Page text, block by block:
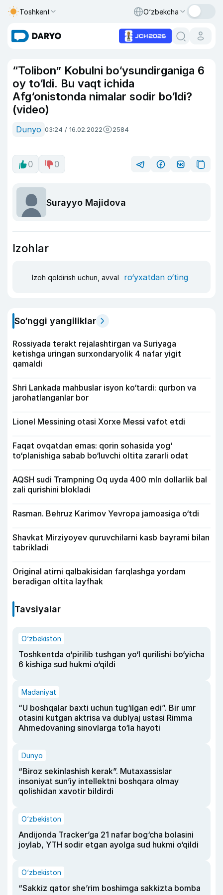
Toshkent O‘zbekcha
“Tolibon” Kobulni bo‘ysundirganiga 6
oy to‘ldi. Bu vaqt ichida
Afg‘onistonda nimalar sodir bo‘ldi?
(video)
Dunyo 03:24 / 16.02.2022 2584
0 0
Surayyo Majidova
Izohlar
Izoh qoldirish uchun, avval ro‘yxatdan o‘ting
So‘nggi yangiliklar
Rossiyada terakt rejalashtirgan va Suriyaga
ketishga uringan surxondaryolik 4 nafar yigit
qamaldi
Shri Lankada mahbuslar isyon ko‘tardi: qurbon va
jarohatlanganlar bor
Lionel Messining otasi Xorxe Messi vafot etdi
Faqat ovqatdan emas: qorin sohasida yog‘
to‘planishiga sabab bo‘luvchi oltita zararli odat
AQSH sudi Trampning Oq uyda 400 mln dollarlik bal
zali qurishini blokladi
Rasman. Behruz Karimov Yevropa jamoasiga o‘tdi
Shavkat Mirziyoyev quruvchilarni kasb bayrami bilan
tabrikladi
Original atirni qalbakisidan farqlashga yordam
beradigan oltita layfhak
Tavsiyalar
O‘zbekiston
Toshkentda o‘pirilib tushgan yo‘l qurilishi bo‘yicha
6 kishiga sud hukmi o‘qildi
Madaniyat
“U boshqalar baxti uchun tug‘ilgan edi”. Bir umr
otasini kutgan aktrisa va dublyaj ustasi Rimma
Ahmedovaning sinovlarga to‘la hayoti
Dunyo
“Biroz sekinlashish kerak”. Mutaxassislar
insoniyat sun’iy intellektni boshqara olmay
qolishidan xavotir bildirdi
O‘zbekiston
Andijonda Tracker’ga 21 nafar bog‘cha bolasini
joylab, YTH sodir etgan ayolga sud hukmi o‘qildi
O‘zbekiston
“Sakkiz qator she’rim boshimga sakkizta bomba